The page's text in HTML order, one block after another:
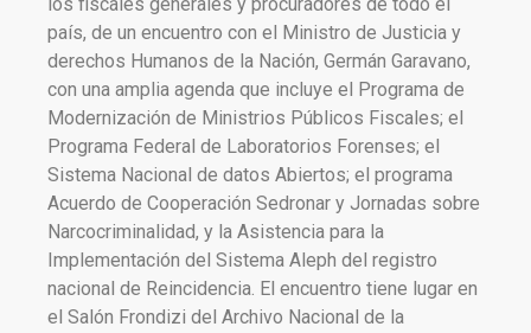
país, de un encuentro con el Ministro de Justicia y
derechos Humanos de la Nación, Germán Garavano,
con una amplia agenda que incluye el Programa de
Modernización de Ministrios Públicos Fiscales; el
Programa Federal de Laboratorios Forenses; el
Sistema Nacional de datos Abiertos; el programa
Acuerdo de Cooperación Sedronar y Jornadas sobre
Narcocriminalidad, y la Asistencia para la
Implementación del Sistema Aleph del registro
nacional de Reincidencia. El encuentro tiene lugar en
el Salón Frondizi del Archivo Nacional de la